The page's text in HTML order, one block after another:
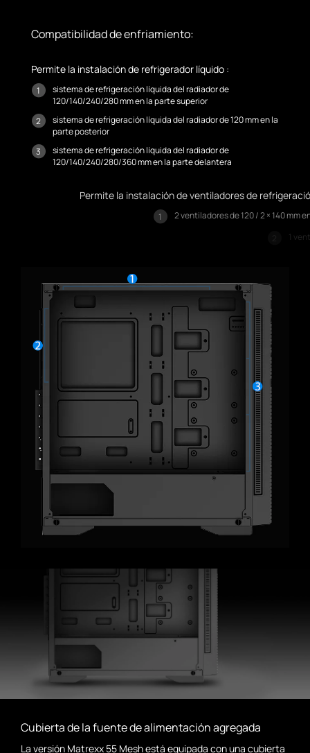
Compatibilidad de enfriamiento:
Permite la instalación de refrigerador líquido :
1
sistema de refrigeración líquida del radiador de
120/140/240/280 mm en la parte superior
2
sistema de refrigeración líquida del radiador de 120 mm en la
parte posterior
3
sistema de refrigeración líquida del radiador de
120/140/240/280/360 mm en la parte delantera
Permite la instalación de ventiladores de refrigeración :
2 ventiladores de 120 / 2 × 140 mm en la parte superior
Cubierta de la fuente de alimentación agregada
La versión Matrexx 55 Mesh está equipada con una cubierta